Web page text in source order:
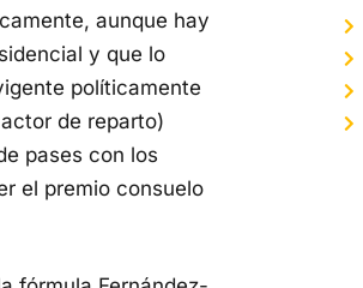
aunque hay
y que lo
políticamente
de reparto)
pases con los
el premio consuelo